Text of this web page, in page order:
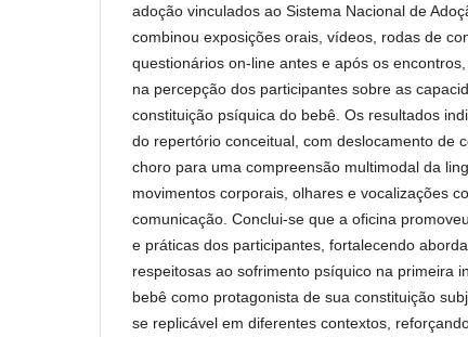
adoção vinculados ao Sistema Nacional de
combinou exposições orais, vídeos, rodas de
questionários on-line antes e após os
na percepção dos participantes sobre as
constituição psíquica do bebê. Os resultados
do repertório conceitual, com deslocamento de
choro para uma compreensão multimodal da
movimentos corporais, olhares e vocalizações
comunicação. Conclui-se que a oficina
e práticas dos participantes, fortalecendo
respeitosas ao sofrimento psíquico na primeira
bebê como protagonista de sua constituição
se replicável em diferentes contextos,